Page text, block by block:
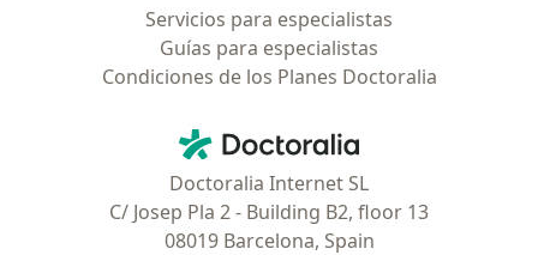
Servicios para especialistas
Guías para especialistas
Condiciones de los Planes Doctoralia
Doctoralia - Página de inicio
Doctoralia Internet SL
C/ Josep Pla 2 - Building B2, floor 13
08019 Barcelona, Spain